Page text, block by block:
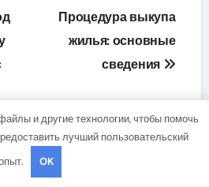
Процедура выкупа
жилья: основные
сведения
и другие технологии, чтобы помочь
лучший пользовательский
OK